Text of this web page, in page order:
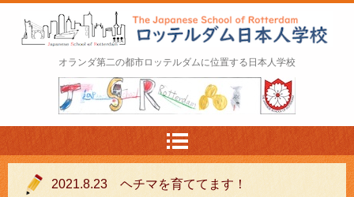
ロッテルダム日本人学校 The Japanese Schoo
l of Rotterdam
オランダ第二の都市ロッテルダムに位置する日本人学校
2021.8.23 ヘチマを育ててます！